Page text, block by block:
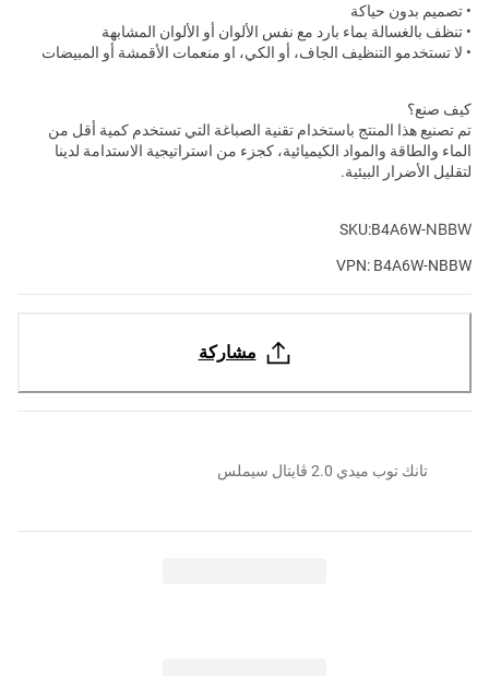
• تصميم بدون حياكة
• تنظف بالغسالة بماء بارد مع نفس الألوان أو الألوان المشابهة
• لا تستخدمو التنظيف الجاف، أو الكي، او منعمات الأقمشة أو المبيضات
كيف صنع؟
تم تصنيع هذا المنتج باستخدام تقنية الصباغة التي تستخدم كمية أقل من
الماء والطاقة والمواد الكيميائية، كجزء من استراتيجية الاستدامة لدينا
لتقليل الأضرار البيئية.
SKU:B4A6W-NBBW
VPN: B4A6W-NBBW
مشاركة
تانك توب ميدي 2.0 ڤايتال سيملس